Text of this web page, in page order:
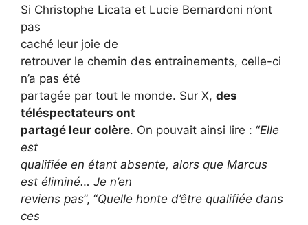
Si Christophe Licata et Lucie Bernardoni n’ont
pas
caché leur joie de
retrouver le chemin des entraînements, celle-ci
n’a pas été
partagée par tout le monde. Sur X, des
téléspectateurs ont
partagé leur colère. On pouvait ainsi lire : “Elle
est
qualifiée en étant absente, alors que Marcus
est éliminé… Je n’en
reviens pas”, “Quelle honte d’être qualifiée dans
ces